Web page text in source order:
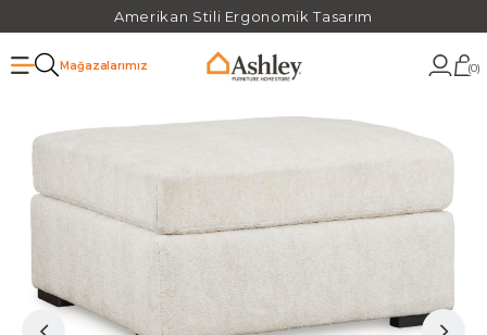
Amerikan Stili Ergonomik Tasarım
Mağazalarımız 0